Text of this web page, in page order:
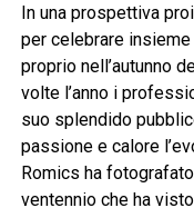
In una prospettiva
per celebrare insieme
proprio nell’autunno
volte l’anno i
suo splendido
passione e calore
Romics ha
ventennio che ha